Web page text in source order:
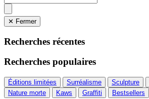
✕ Fermer
Recherches récentes
Recherches populaires
Éditions limitées Surréalisme Sculpture
Nature morte
Kaws Graffiti Bestsellers